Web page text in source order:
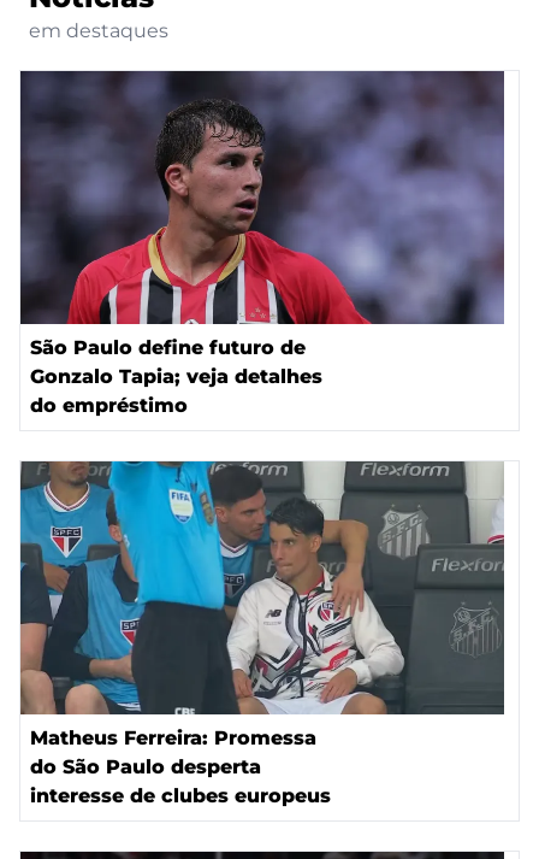
em destaques
São Paulo define futuro de
Gonzalo Tapia; veja detalhes
do empréstimo
Matheus Ferreira: Promessa
do São Paulo desperta
interesse de clubes europeus